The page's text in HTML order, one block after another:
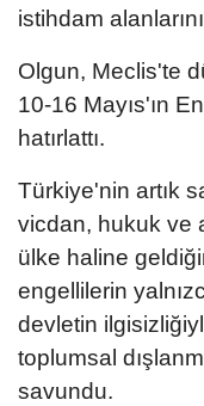
istihdam
Olgun, Meclis'te
10-16 Mayıs'ın
hatırlattı.
Türkiye'nin artık
vicdan, hukuk ve
ülke haline
engellilerin
devletin
toplumsal
savundu.